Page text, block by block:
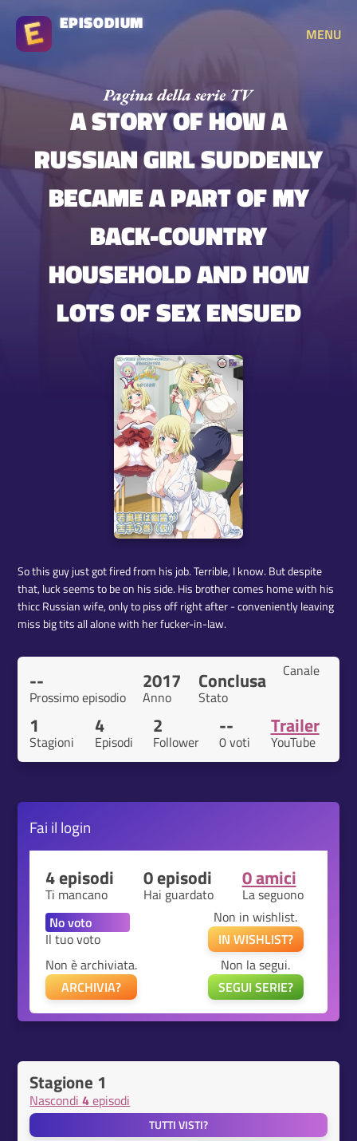
EPISODIUM
MENU
A STORY OF HOW A
RUSSIAN GIRL SUDDENLY
BECAME A PART OF MY
BACK-COUNTRY
HOUSEHOLD AND HOW
LOTS OF SEX ENSUED
So this guy just got fired from his job. Terrible, I know. But despite
that, luck seems to be on his side. His brother comes home with his
thicc Russian wife, only to piss off right after - conveniently leaving
miss big tits all alone with her fucker-in-law.
--
Prossimo episodio
2017
Anno
Conclusa
Stato
Canale
1
Stagioni
4
Episodi
2
Follower
--
0 voti
Trailer
YouTube
Fai il login
4 episodi
Ti mancano
0 episodi
Hai guardato
0 amici
La seguono
Il tuo voto
Non in wishlist.
IN WISHLIST?
Non è archiviata.
ARCHIVIA?
Non la segui.
SEGUI SERIE?
Stagione 1
Nascondi4episodi
TUTTI VISTI?